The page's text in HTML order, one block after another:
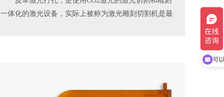
一体化的激光设备，实际上被称为激光雕刻切割机是最
可
你